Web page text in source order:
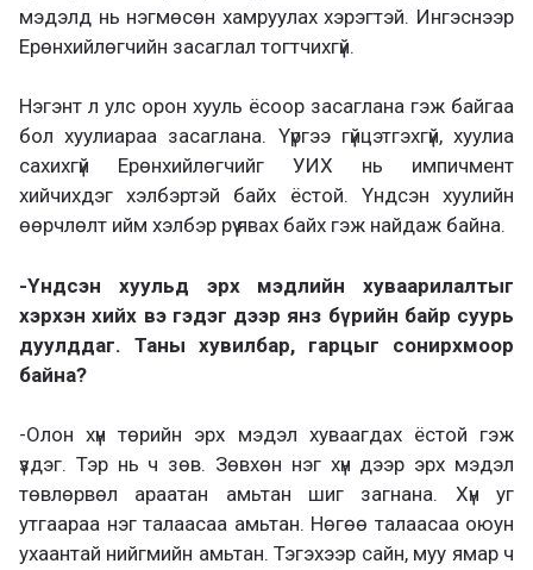
мэдэлд нь нэгмөсөн хамруулах хэрэгтэй. Ингэснээр
Ерөнхийлөгчийн засаглал тогтчихгүй.
Нэгэнт л улс орон хууль ёсоор засаглана гэж байгаа
бол хуулиараа засаглана. Үүргээ гүйцэтгэхгүй, хуулиа
сахихгүй Ерөнхийлөгчийг УИХ нь импичмент
хийчихдэг хэлбэртэй байх ёстой. Үндсэн хуулийн
өөрчлөлт ийм хэлбэр рүү явах байх гэж найдаж байна.
-Үндсэн хуульд эрх мэдлийн хуваарилалтыг
хэрхэн хийх вэ гэдэг дээр янз бүрийн байр суурь
дуулддаг. Таны хувилбар, гарцыг сонирхмоор
байна?
-Олон хүн төрийн эрх мэдэл хуваагдах ёстой гэж
үздэг. Тэр нь ч зөв. Зөвхөн нэг хүн дээр эрх мэдэл
төвлөрвөл араатан амьтан шиг загнана. Хүн уг
утгаараа нэг талаасаа амьтан. Нөгөө талаасаа оюун
ухаантай нийгмийн амьтан. Тэгэхээр сайн, муу ямар ч